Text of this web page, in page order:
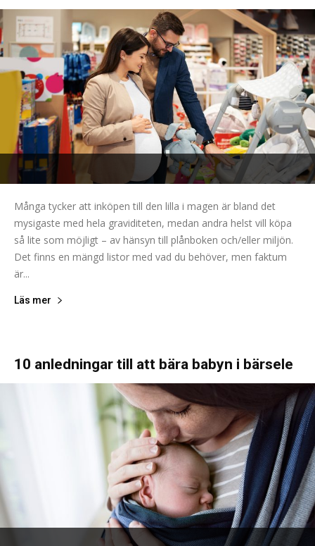
Många tycker att inköpen till den lilla i magen är bland det
mysigaste med hela graviditeten, medan andra helst vill köpa
så lite som möjligt – av hänsyn till plånboken och/eller miljön.
Det finns en mängd listor med vad du behöver, men faktum
är...
Läs mer
10 anledningar till att bära babyn i bärsele